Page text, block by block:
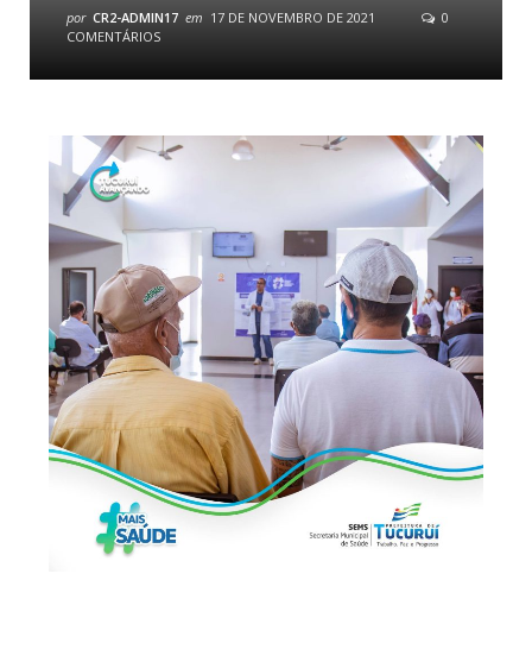
por CR2-ADMIN17 em 17 DE NOVEMBRO DE 2021
0
COMENTÁRIOS